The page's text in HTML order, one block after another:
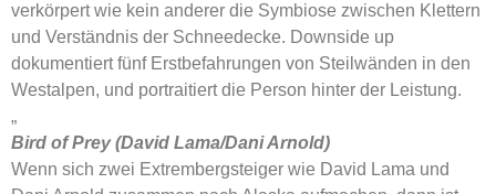
verkörpert wie kein anderer die Symbiose zwischen Klettern
und Verständnis der Schneedecke. Downside up
dokumentiert fünf Erstbefahrungen von Steilwänden in den
Westalpen, und portraitiert die Person hinter der Leistung.
„
Bird of Prey (David Lama/Dani Arnold)
Wenn sich zwei Extrembergsteiger wie David Lama und